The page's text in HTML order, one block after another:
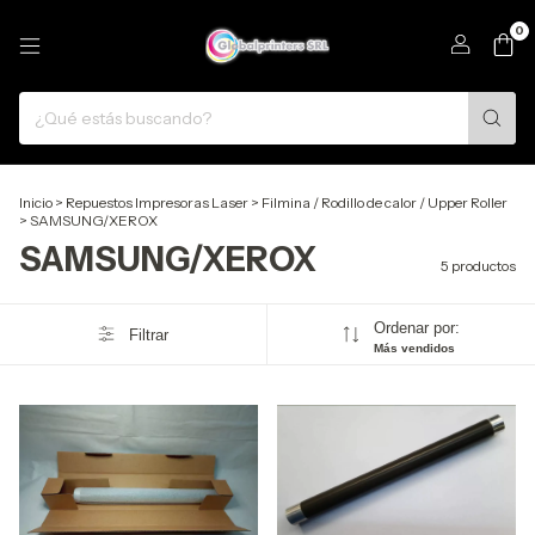
0
Inicio > Repuestos Impresoras Laser > Filmina / Rodillo de calor / Upper Roller
> SAMSUNG/XEROX
SAMSUNG/XEROX 5 productos
Filtrar Ordenar por:
Más vendidos